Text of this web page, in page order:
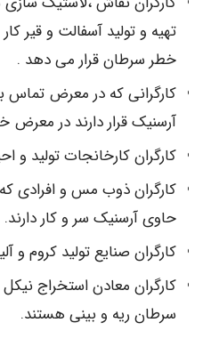
تهیه و تولید آسفالت و قیر
خطر سرطان قرار می دهد .
کارگرانی که در معرض
آرسنیک قرار دارند در
کارگران کارخانجات تولید و
کارگران ذوب مس و افرادی
حاوی آرسنیک سر و کار دارند.
کارگران صنایع تولید کروم و
کارگران معادن استخراج
سرطان ریه و بینی هستند.